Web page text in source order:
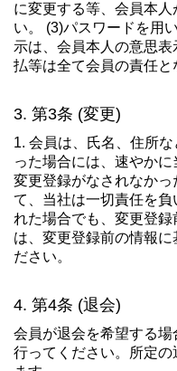
に変更する等、会員本
い。 (3)パスワードを用
示は、会員本人の意思
払等は全て会員の責任と
第3条 (変更)
1. 会員は、氏名、住所
った場合には、速やか
変更登録がなされなか
て、当社は一切責任を
れた場合でも、変更登録
は、変更登録前の情報に
ださい。
第4条 (退会)
会員が退会を希望する
行ってください。所定